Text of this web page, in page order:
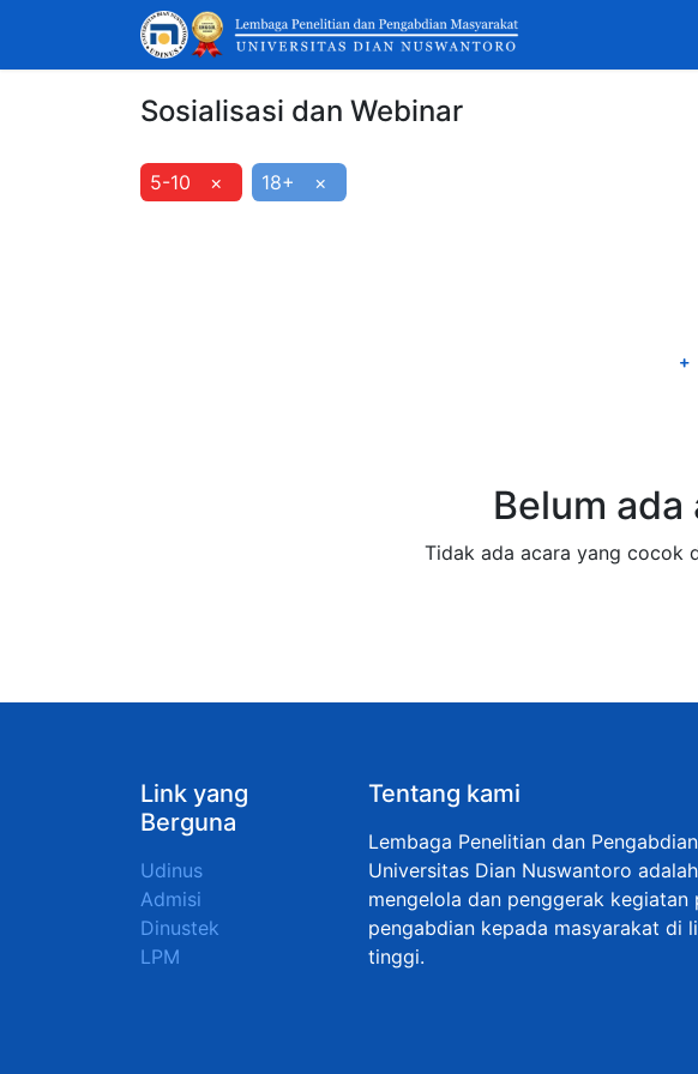
Sosialisasi dan Webinar
5-10 × 18+ ×
Belum
Tidak ada acara yang cocok
Link yang
Berguna
Udinus
Admisi
Dinustek
LPM
Tentang kami
Lembaga Penelitian dan
Universitas Dian Nuswantoro
mengelola dan penggerak kegiatan
pengabdian kepada masyarakat di
tinggi.